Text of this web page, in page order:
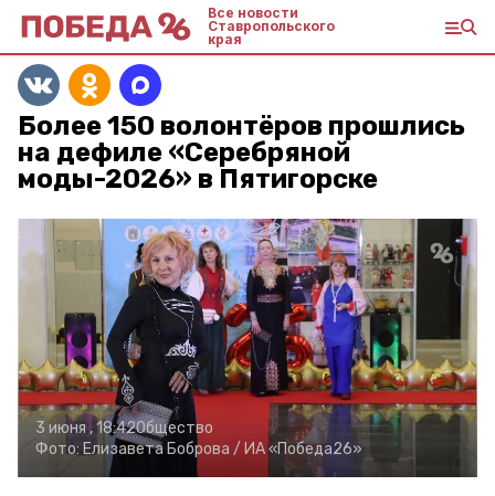
Все новости
Ставропольского
края
Более 150 волонтёров прошлись
на дефиле «Серебряной
моды-2026» в Пятигорске
3 июня , 18:42Общество
Фото: Елизавета Боброва / ИА «Победа26»